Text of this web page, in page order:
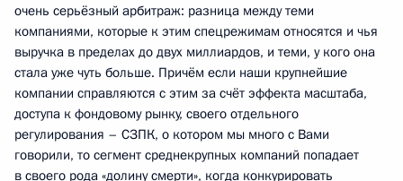
очень серьёзный арбитраж: разница между теми
компаниями, которые к этим спецрежимам относятся и чья
выручка в пределах до двух миллиардов, и теми, у кого она
стала уже чуть больше. Причём если наши крупнейшие
компании справляются с этим за счёт эффекта масштаба,
доступа к фондовому рынку, своего отдельного
регулирования – СЗПК, о котором мы много с Вами
говорили, то сегмент среднекрупных компаний попадает
в своего рода «долину смерти», когда конкурировать